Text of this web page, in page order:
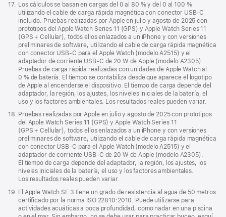
Nota
página
17. Los cálculos se basan en cargas del 0 al 80 % y del 0 al 100 %
utilizando el cable de carga rápida magnética con conector USB‑C
incluido. Pruebas realizadas por Apple en julio y agosto de 2025 con
prototipos del Apple Watch Series 11 (GPS) y Apple Watch Series 11
(GPS + Cellular), todos ellos enlazados a un iPhone y con versiones
preliminares de software, utilizando el cable de carga rápida magnética
con conector USB‑C para el Apple Watch (modelo A2515) y el
adaptador de corriente USB‑C de 20 W de Apple (modelo A2305).
Pruebas de carga rápida realizadas con unidades de Apple Watch al
0 % de batería. El tiempo se contabiliza desde que aparece el logotipo
de Apple al encenderse el dispositivo. El tiempo de carga depende del
adaptador, la región, los ajustes, los niveles iniciales de la batería, el
uso y los factores ambientales. Los resultados reales pueden variar.
Nota
página
18. Pruebas realizadas por Apple en julio y agosto de 2025 con prototipos
del Apple Watch Series 11 (GPS) y Apple Watch Series 11
(GPS + Cellular), todos ellos enlazados a un iPhone y con versiones
preliminares de software, utilizando el cable de carga rápida magnética
con conector USB‑C para el Apple Watch (modelo A2515) y el
adaptador de corriente USB‑C de 20 W de Apple (modelo A2305).
El tiempo de carga depende del adaptador, la región, los ajustes, los
niveles iniciales de la batería, el uso y los factores ambientales.
Los resultados reales pueden variar.
Nota
19. El Apple Watch SE 3 tiene un grado de resistencia al agua de 50 metros
certificado por la norma ISO 22810:2010. Puede utilizarse para
actividades acuáticas a poca profundidad, como nadar en una piscina